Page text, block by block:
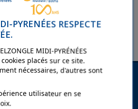
marque.
PYRENÉES RESPECTE
MIDI-PYRÉNÉES
placés sur ce site.
nécessaires, d'autres sont
utilisateur en se